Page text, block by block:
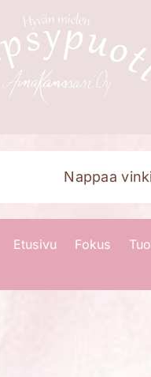
Nappaa
Etusivu Fokus